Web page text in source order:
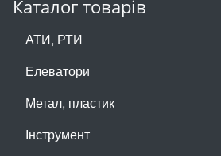
Каталог товарів
АТИ, РТИ
Елеватори
Метал, пластик
Інструмент